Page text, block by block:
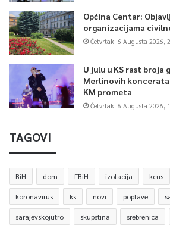
Općina Centar:
organizacijama
Četvrtak, 6 Augusta 2026,
U julu u KS rast
Merlinovih
KM prometa
Četvrtak, 6 Augusta 2026,
TAGOVI
BiH dom FBiH izolacija kcus
koronavirus ks novi poplave
sarajevskojutro skupstina srebrenica